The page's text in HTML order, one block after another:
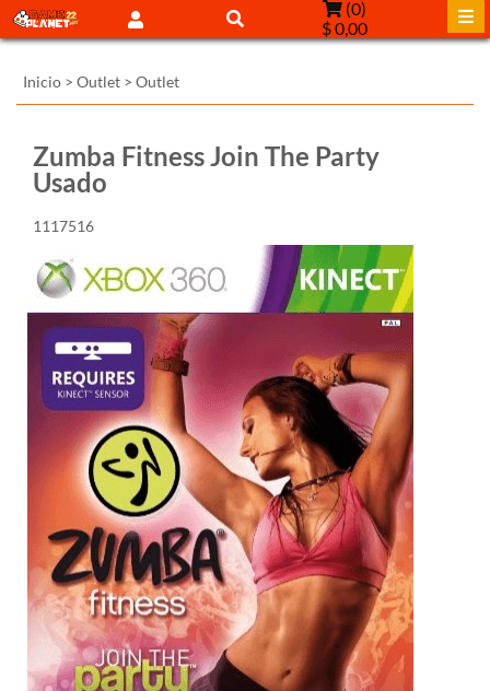
(0)
$ 0,00
Inicio > Outlet > Outlet
Zumba Fitness Join The Party
Usado
1117516